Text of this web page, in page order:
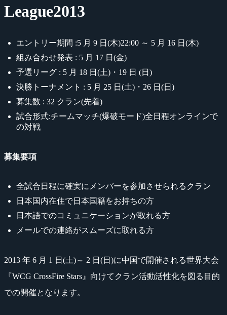
League2013
エントリー期間 :5 月 9 日(木)22:00 ～ 5 月 16 日(木)
組み合わせ発表 : 5 月 17 日(金)
予選リーグ : 5 月 18 日(土)・19 日 (日)
決勝トーナメント : 5 月 25 日(土)・26 日(日)
募集数 : 32 クラン(先着)
試合形式:チームマッチ(爆破モード)全日程オンラインで
の対戦
募集要項
全試合日程に確実にメンバーを参加させられるクラン
日本国内在住で日本国籍をお持ちの方
日本語でのコミュニケーションが取れる方
メールでの連絡がスムーズに取れる方
2013 年 6 月 1 日(土)～ 2 日(日)に中国で開催される世界大会
『WCG CrossFire Stars』向けてクラン活動活性化を図る目的
での開催となります。